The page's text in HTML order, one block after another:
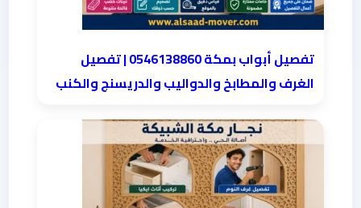
تفصيل أبواب بمكة 0546138860 | تفصيل
الغرف والمطابخ والدواليب والدريسنج والكنب